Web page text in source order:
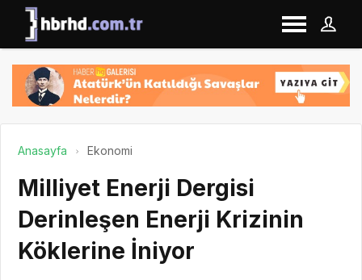
Anasayfa Ekonomi
Milliyet Enerji Dergisi
Derinleşen Enerji Krizinin
Köklerine İniyor